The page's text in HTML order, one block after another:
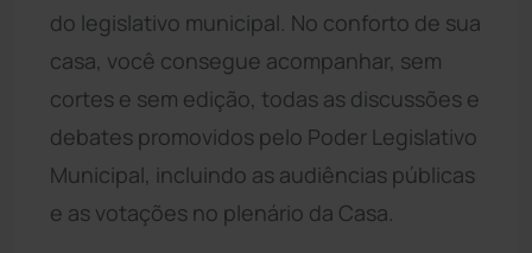
do legislativo municipal. No conforto de sua
casa, você consegue acompanhar, sem
cortes e sem edição, todas as discussões e
debates promovidos pelo Poder Legislativo
Municipal, incluindo as audiências públicas
e as votações no plenário da Casa.